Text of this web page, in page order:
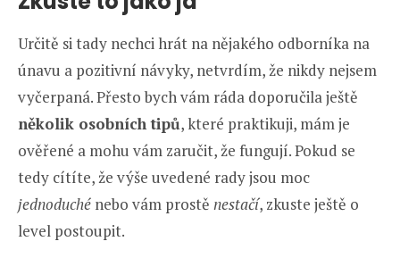
Určitě si tady nechci hrát na nějakého odborníka na
únavu a pozitivní návyky, netvrdím, že nikdy nejsem
vyčerpaná. Přesto bych vám ráda doporučila ještě
několik osobních tipů, které praktikuji, mám je
ověřené a mohu vám zaručit, že fungují. Pokud se
tedy cítíte, že výše uvedené rady jsou moc
jednoduché nebo vám prostě nestačí, zkuste ještě o
level postoupit.